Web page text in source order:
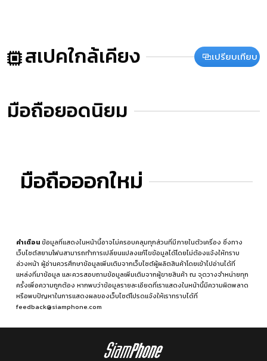
สเปคใกล้เคียง เปรียบเทียบ
มือถือยอดนิยม
มือถือออกใหม่
คำเตือนข้อมูลที่แสดงในหน้านี้อาจไม่ครอบคลุมทุกส่วนที่มีภายในตัวเครื่อง ซึ่งทาง
เว็บไซต์สยามโฟนสามารถทำการเปลี่ยนแปลงแก้ไขข้อมูลได้โดยไม่ต้องแจ้งให้ทราบ
ล่วงหน้า ผู้อ่านควรศึกษาข้อมูลเพิ่มเติมจากเว็บไซต์ผู้ผลิตสินค้าโดยเข้าไปอ่านได้ที่
แหล่งที่มาข้อมูล และควรสอบถามข้อมูลเพิ่มเติมจากผู้ขายสินค้า ณ จุดวางจำหน่ายทุก
ครั้งเพื่อความถูกต้อง หากพบว่าข้อมูลรายละเอียดที่เราแสดงในหน้านี้มีความผิดพลาด
หรือพบปัญหาในการแสดงผลของเว็บไซต์โปรดแจ้งให้เราทราบได้ที่
feedback@siamphone.com